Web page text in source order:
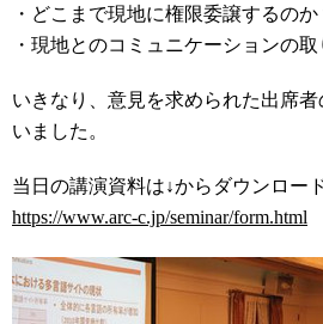
・どこまで現地に権限委譲するのか
・現地とのコミュニケーションの
いきなり、意見を求められた出席
いました。
当日の講演資料は↓からダウンロー
https://www.arc-c.jp/seminar/form.html